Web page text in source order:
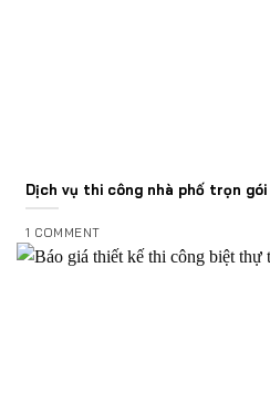
Dịch vụ thi công nhà phố trọn
1 COMMENT